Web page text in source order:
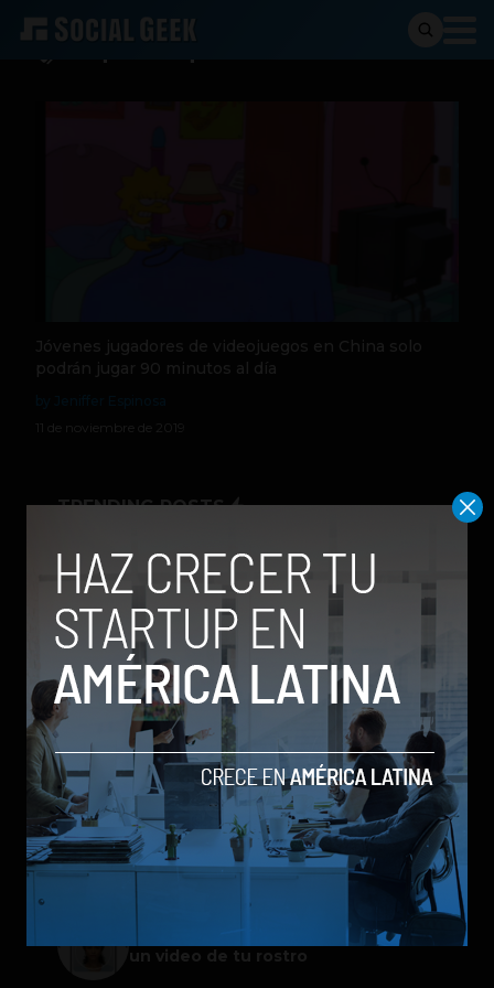
Jóvenes jugadores de videojuegos en China solo
podrán jugar 90 minutos al día
11 de noviembre de 2019
TRENDING POSTS
con modelos enfocados en IA
generativa de imágenes
ChatGPT Work: el nuevo asistente
de OpenAI que promete mejorar la
productividad laboral
Spotify extiende las cuentas
gestionadas para menores a su plan
gratuito en seis países
Galaxy Z Flip8: el plegable compacto
de Samsung se renueva con más
pantalla, mejor cámara e IA
Google permitirá iniciar sesión con
un video de tu rostro